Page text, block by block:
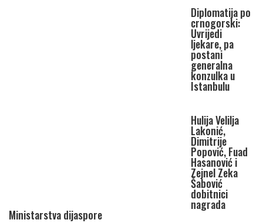
Diplomatija po
crnogorski:
Uvrijedi
ljekare, pa
postani
generalna
konzulka u
Istanbulu
Hulija Velilja
Lakonić,
Dimitrije
Popović, Fuad
Hasanović i
Zejnel Zeka
Šabović
dobitnici
nagrada
Ministarstva dijaspore